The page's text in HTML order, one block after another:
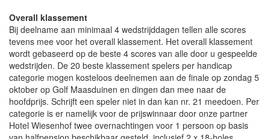
Overall klassement
Bij deelname aan minimaal 4 wedstrijddagen tellen alle scores
tevens mee voor het overall klassement. Het overall klassement
wordt gebaseerd op de beste 4 scores van alle door u gespeelde
wedstrijden. De 20 beste klassement spelers per handicap
categorie mogen kosteloos deelnemen aan de finale op zondag 5
oktober op Golf Maasduinen en dingen dan mee naar de
hoofdprijs. Schrijft een speler niet in dan kan nr. 21 meedoen. Per
categorie is er namelijk voor de prijswinnaar door onze partner
Hotel Wiesenhof twee overnachtingen voor 1 persoon op basis